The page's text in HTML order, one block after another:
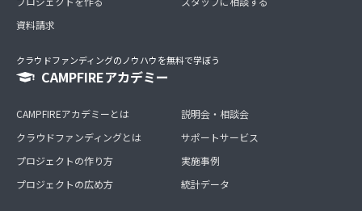
資料請求
クラウドファンディングのノウハウを無料で学ぼう
CAMPFIREアカデミー
CAMPFIREアカデミーとは
クラウドファンディングとは
プロジェクトの作り方
プロジェクトの広め方
説明会・相談会
サポートサービス
実施事例
統計データ